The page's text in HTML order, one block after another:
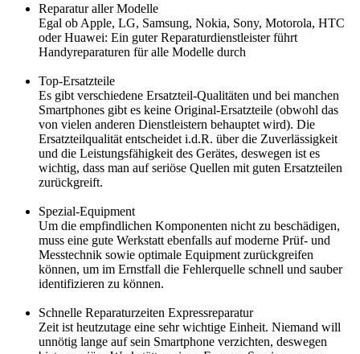
Reparatur aller Modelle
Egal ob Apple, LG, Samsung, Nokia, Sony, Motorola, HTC
oder Huawei: Ein guter Reparaturdienstleister führt
Handyreparaturen für alle Modelle durch
Top-Ersatzteile
Es gibt verschiedene Ersatzteil-Qualitäten und bei manchen
Smartphones gibt es keine Original-Ersatzteile (obwohl das
von vielen anderen Dienstleistern behauptet wird). Die
Ersatzteilqualität entscheidet i.d.R. über die Zuverlässigkeit
und die Leistungsfähigkeit des Gerätes, deswegen ist es
wichtig, dass man auf seriöse Quellen mit guten Ersatzteilen
zurückgreift.
Spezial-Equipment
Um die empfindlichen Komponenten nicht zu beschädigen,
muss eine gute Werkstatt ebenfalls auf moderne Prüf- und
Messtechnik sowie optimale Equipment zurückgreifen
können, um im Ernstfall die Fehlerquelle schnell und sauber
identifizieren zu können.
Schnelle Reparaturzeiten Expressreparatur
Zeit ist heutzutage eine sehr wichtige Einheit. Niemand will
unnötig lange auf sein Smartphone verzichten, deswegen